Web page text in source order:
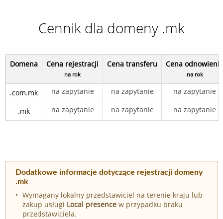
Cennik dla domeny .mk
Domena Cena rejestracji
na rok
Cena transferu Cena odnowienia
na rok
.com.mk na zapytanie na zapytanie na zapytanie
.mk na zapytanie na zapytanie na zapytanie
Dodatkowe informacje dotyczące rejestracji domeny
.mk
Wymagany lokalny przedstawiciel na terenie kraju lub
zakup usługi Local presence w przypadku braku
przedstawiciela.